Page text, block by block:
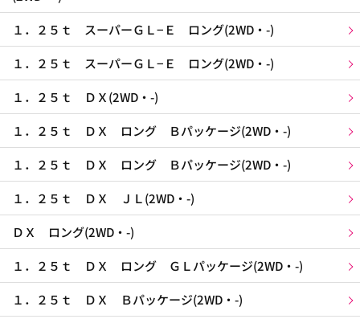
１．２５ｔ スーパーＧＬ−Ｅ ロング(2WD・-)
１．２５ｔ スーパーＧＬ−Ｅ ロング(2WD・-)
１．２５ｔ ＤＸ(2WD・-)
１．２５ｔ ＤＸ ロング Ｂパッケージ(2WD・-)
１．２５ｔ ＤＸ ロング Ｂパッケージ(2WD・-)
１．２５ｔ ＤＸ ＪＬ(2WD・-)
ＤＸ ロング(2WD・-)
１．２５ｔ ＤＸ ロング ＧＬパッケージ(2WD・-)
１．２５ｔ ＤＸ Ｂパッケージ(2WD・-)